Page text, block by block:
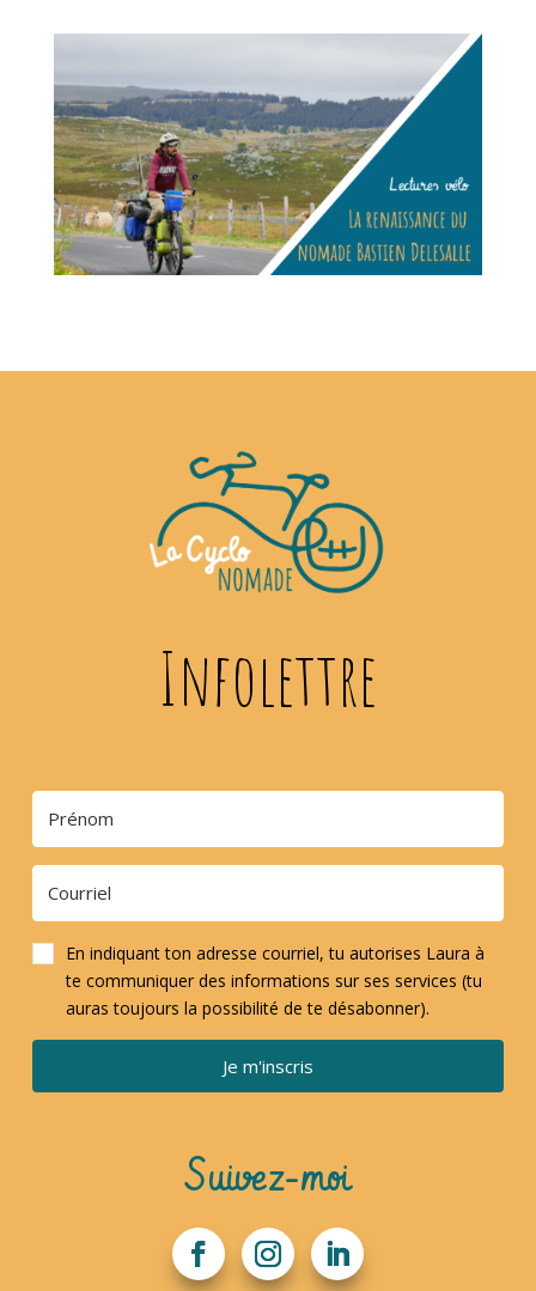
Infolettre
En indiquant ton adresse courriel, tu autorises Laura à
te communiquer des informations sur ses services (tu
auras toujours la possibilité de te désabonner).
Je m'inscris
Suivez-moi